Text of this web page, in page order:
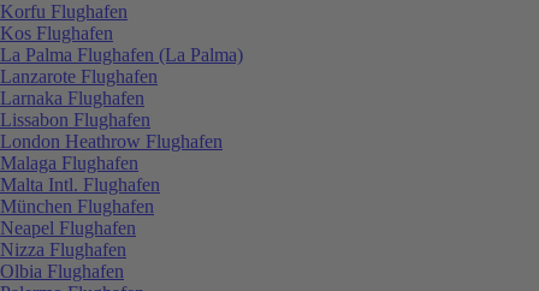
Korfu Flughafen
Kos Flughafen
La Palma Flughafen (La Palma)
Lanzarote Flughafen
Larnaka Flughafen
Lissabon Flughafen
London Heathrow Flughafen
Malaga Flughafen
Malta Intl. Flughafen
München Flughafen
Neapel Flughafen
Nizza Flughafen
Olbia Flughafen